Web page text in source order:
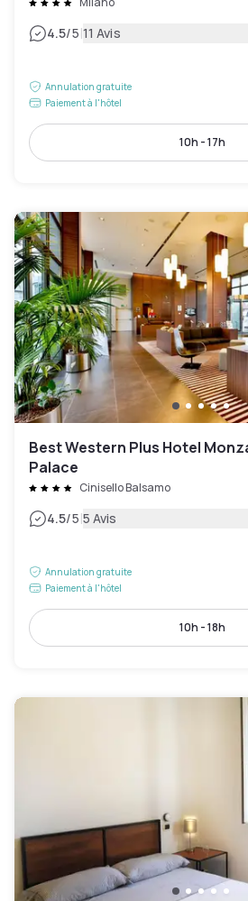
4.5/5|11 Avis
Annulation gratuite
Paiement à l'hôtel
10h - 17h
Best Western Plus Hotel
Palace
Cinisello Balsamo
4.5/5|5 Avis
Annulation gratuite
Paiement à l'hôtel
10h - 18h